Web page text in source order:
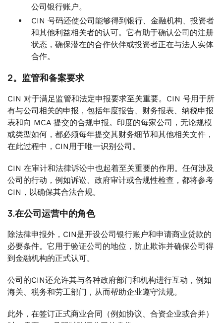
公司银行账户。
CIN 号码还使公司能够得到银行、金融机构、投资者
和其他利益相关者的认可。它有助于确认公司的注册
状态，确保潜在的合作伙伴或投资者正在与法人实体
合作。
2。监管和备案要求
CIN 对于满足监管和法定申报要求至关重要。CIN 号用于所
有与公司相关的申报，包括年度报告、财务报表、纳税申报
表和向 MCA 提交的合规申报。印度的每家公司，无论规模
或类型如何，都必须每年提交其财务细节和其他相关文件，
在此过程中，CIN用于唯一识别公司。
CIN 在审计和法律诉讼中也起着至关重要的作用。任何涉及
公司的行动，例如诉讼、政府审计或合规性检查，都将参考
CIN，以确保其合法合规。
3.在公司运营中的角色
除法律申报外，CIN是开设公司银行账户和申请商业贷款的
必要条件。它用于验证公司的地位，防止欺诈并确保公司得
到金融机构的正式认可。
公司的CIN还允许其与各种政府部门和机构进行互动，例如
海关、税务和劳工部门，从而帮助企业遵守法规。
此外，在签订正式商业合同（例如协议、合资企业或合并）